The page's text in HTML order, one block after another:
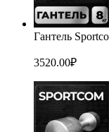
Гантель
3520.00₽